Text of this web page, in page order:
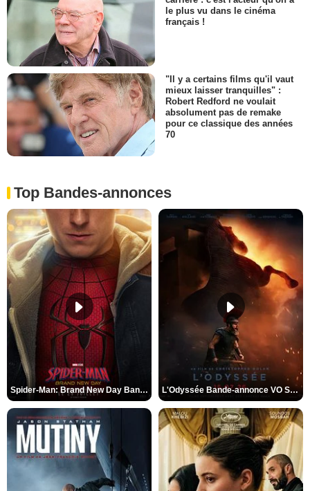
le plus vu dans le cinéma
français !
"Il y a certains films qu'il vaut
mieux laisser tranquilles" :
Robert Redford ne voulait
absolument pas de remake
pour ce classique des années
70
Top Bandes-annonces
Spider-Man: Brand New Day Bande-annonce VO STFR L'Odyssée Bande-annonce VO STFR